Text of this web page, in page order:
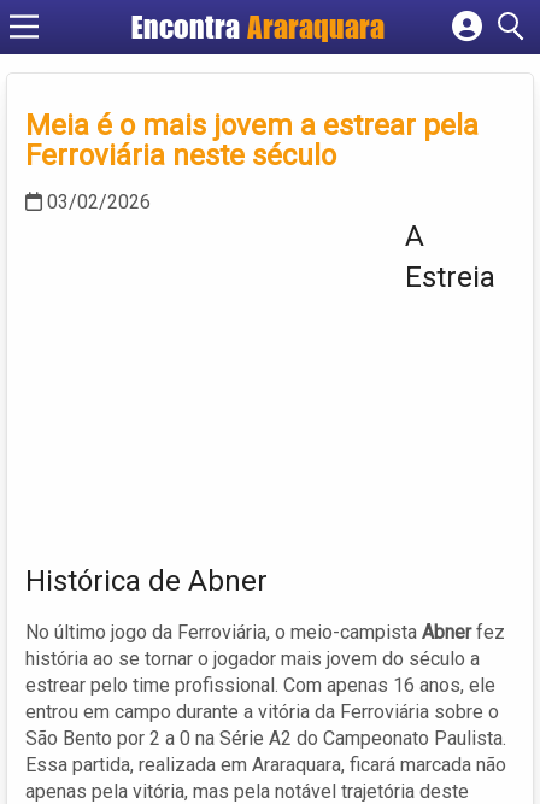
EncontraAraraquara
Cadastrar empresa
Criar conta
Meia é o mais jovem a estrear pela
Ferroviária neste século
03/02/2026
A
Estreia
Histórica de Abner
No último jogo da Ferroviária, o meio-campista Abnerfez
história ao se tornar o jogador mais jovem do século a
estrear pelo time profissional. Com apenas 16 anos, ele
entrou em campo durante a vitória da Ferroviária sobre o
São Bento por 2 a 0 na Série A2 do Campeonato Paulista.
Essa partida, realizada em Araraquara, ficará marcada não
apenas pela vitória, mas pela notável trajetória deste